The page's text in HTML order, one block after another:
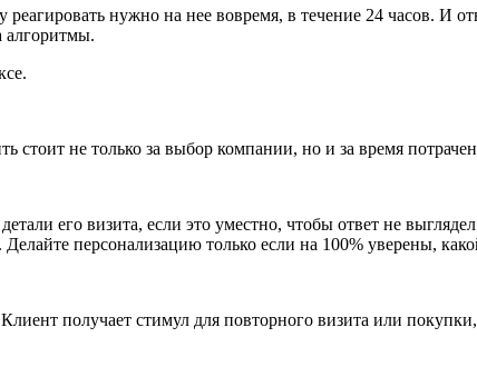
нужно на нее вовремя, в течение 24 часов. И
алгоритмы.
не только за выбор компании, но и за время
его визита, если это уместно, чтобы ответ не
персонализацию только если на 100% уверены,
получает стимул для повторного визита или